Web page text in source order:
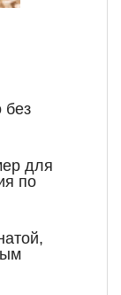
для
по